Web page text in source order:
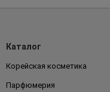
Каталог
Корейская косметика
Парфюмерия